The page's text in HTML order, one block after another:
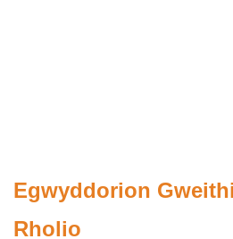
Egwyddorion
Rholio